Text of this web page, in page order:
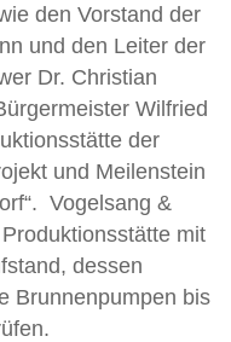
den Vorstand der
und den Leiter der
Dr. Christian
Wilfried
der
und Meilenstein
Vogelsang &
mit
dessen
Brunnenpumpen bis